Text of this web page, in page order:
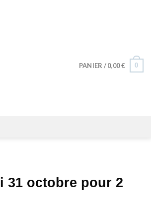
PANIER /0,00€ 0
31 octobre pour 2